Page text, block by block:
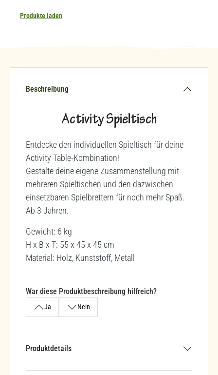
Produkte laden
Beschreibung
Activity Spieltisch
Entdecke den individuellen Spieltisch für deine
Activity Table-Kombination!
Gestalte deine eigene Zusammenstellung mit
mehreren Spieltischen und den dazwischen
einsetzbaren Spielbrettern für noch mehr Spaß.
Ab 3 Jahren.
Gewicht: 6 kg
H x B x T: 55 x 45 x 45 cm
Material: Holz, Kunststoff, Metall
War diese Produktbeschreibung hilfreich?
Ja Nein
Produktdetails